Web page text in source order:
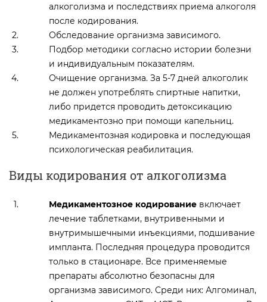
алкоголизма и последствиях приема алкоголя
после кодирования.
Обследование организма зависимого.
Подбор методики согласно истории болезни
и индивидуальным показателям.
Очищение организма. За 5-7 дней алкоголик
не должен употреблять спиртные напитки,
либо придется проводить детоксикацию
медикаментозно при помощи капельниц.
Медикаментозная кодировка и последующая
психологическая реабилитация.
Виды кодирования от алкоголизма
Медикаментозное кодирование включает
лечение таблетками, внутривенными и
внутримышечными инъекциями, подшивание
импланта. Последняя процедура проводится
только в стационаре. Все применяемые
препараты абсолютно безопасны для
организма зависимого. Среди них: Алгоминал,